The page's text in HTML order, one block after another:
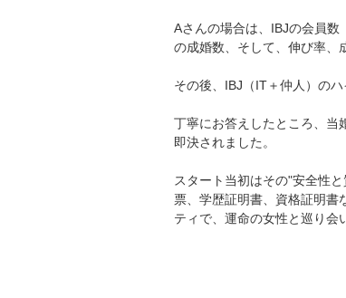
Aさんの場合は、IBJの会員数
の成婚数、そして、伸び率、
その後、IBJ（IT＋仲人）の
丁寧にお答えしたところ、当
即決されました。
スタート当初はその"安全性
票、学歴証明書、資格証明書
ティで、運命の女性と巡り会